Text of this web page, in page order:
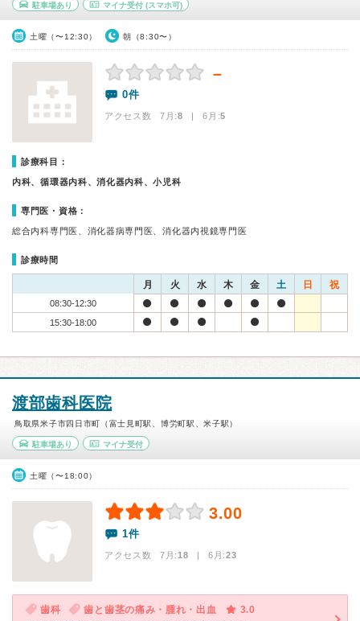
駐車場あり マイナ受付(スマホ可)
土曜（〜12:30） 朝（8:30〜）
－
0件
アクセス数 7月:8 | 6月:5
診療科目：
内科、循環器内科、消化器内科、小児科
専門医・資格：
総合内科専門医、消化器病専門医、消化器内視鏡専門医
診療時間
月 火 水 木 金 土 日 祝
08:30-12:30
15:30-18:00
渡部歯科医院
鳥取県米子市四日市町（富士見町駅、博労町駅、米子駅）
駐車場あり マイナ受付
土曜（〜18:00）
3.00
1件
アクセス数 7月:18 | 6月:23
歯科 歯と歯茎の痛み・腫れ・出血
3.0